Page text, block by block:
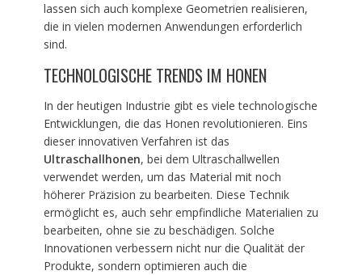
lassen sich auch komplexe Geometrien realisieren,
die in vielen modernen Anwendungen erforderlich
sind.
TECHNOLOGISCHE TRENDS IM HONEN
In der heutigen Industrie gibt es viele technologische
Entwicklungen, die das Honen revolutionieren. Eins
dieser innovativen Verfahren ist das
Ultraschallhonen, bei dem Ultraschallwellen
verwendet werden, um das Material mit noch
höherer Präzision zu bearbeiten. Diese Technik
ermöglicht es, auch sehr empfindliche Materialien zu
bearbeiten, ohne sie zu beschädigen. Solche
Innovationen verbessern nicht nur die Qualität der
Produkte, sondern optimieren auch die